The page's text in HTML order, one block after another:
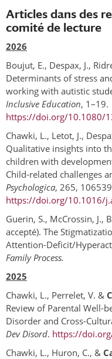
Articles dans des
comité de lecture
2026
Boujut, E., Despax, J.,
Determinants of stress
working with autistic
Inclusive Education, 1–19.
https://doi.org/10.1080/
Chawki, L., Letot, J.,
Qualitative insights into
children with
Child-related challenges
Psychologica, 265,
https://doi.org/10.1016/
Guerin, S., McCrossin, J.,
accepté). The
Attention-Deficit/
Family Process.
2025
Chawki, L., Perrelet, V. &
Review of Parental Well-
Disorder and Cross-
Dev Disord. https://
Chawki, L., Huron, C., &